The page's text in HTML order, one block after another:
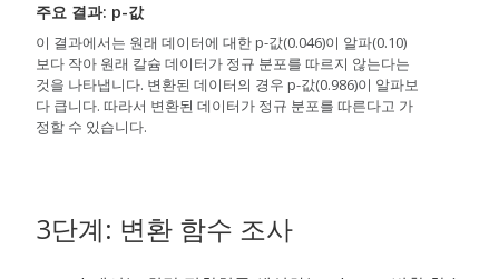
주요 결과: p-값
이 결과에서는 원래 데이터에 대한 p-값(0.046)이 알파(0.10)
보다 작아 원래 칼슘 데이터가 정규 분포를 따르지 않는다는
것을 나타냅니다. 변환된 데이터의 경우 p-값(0.986)이 알파보
다 큽니다. 따라서 변환된 데이터가 정규 분포를 따른다고 가
정할 수 있습니다.
3단계: 변환 함수 조사